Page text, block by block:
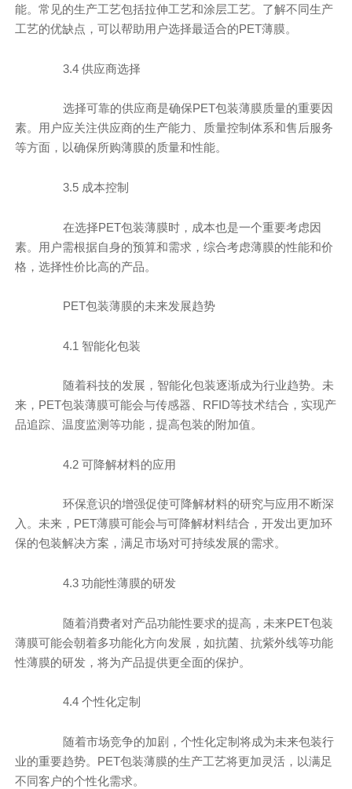
能。常见的生产工艺包括拉伸工艺和涂层工艺。了解不同生产
工艺的优缺点，可以帮助用户选择最适合的PET薄膜。
3.4 供应商选择
选择可靠的供应商是确保PET包装薄膜质量的重要因
素。用户应关注供应商的生产能力、质量控制体系和售后服务
等方面，以确保所购薄膜的质量和性能。
3.5 成本控制
在选择PET包装薄膜时，成本也是一个重要考虑因
素。用户需根据自身的预算和需求，综合考虑薄膜的性能和价
格，选择性价比高的产品。
PET包装薄膜的未来发展趋势
4.1 智能化包装
随着科技的发展，智能化包装逐渐成为行业趋势。未
来，PET包装薄膜可能会与传感器、RFID等技术结合，实现产
品追踪、温度监测等功能，提高包装的附加值。
4.2 可降解材料的应用
环保意识的增强促使可降解材料的研究与应用不断深
入。未来，PET薄膜可能会与可降解材料结合，开发出更加环
保的包装解决方案，满足市场对可持续发展的需求。
4.3 功能性薄膜的研发
随着消费者对产品功能性要求的提高，未来PET包装
薄膜可能会朝着多功能化方向发展，如抗菌、抗紫外线等功能
性薄膜的研发，将为产品提供更全面的保护。
4.4 个性化定制
随着市场竞争的加剧，个性化定制将成为未来包装行
业的重要趋势。PET包装薄膜的生产工艺将更加灵活，以满足
不同客户的个性化需求。